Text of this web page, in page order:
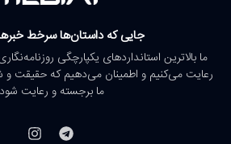
جایی که داستان‌ها سرخط
ما بالاترین استانداردهای یکپارچگی
رعایت می‌کنیم و اطمینان می‌دهیم که حقیقت و
ما برجسته و رعایت